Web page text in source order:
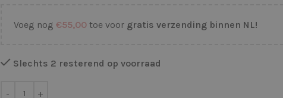
Voeg nog €55,00toe voor gratis verzending binnen NL!
Slechts 2 resterend op voorraad